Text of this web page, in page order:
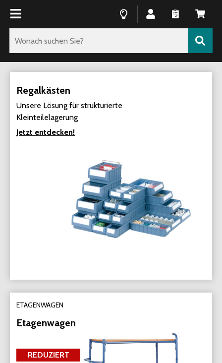
Regalkästen
Unsere Lösung für strukturierte
Kleinteilelagerung
Jetzt entdecken!
ETAGENWAGEN
Etagenwagen
REDUZIERT